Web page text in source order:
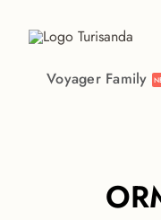
Voyager Family